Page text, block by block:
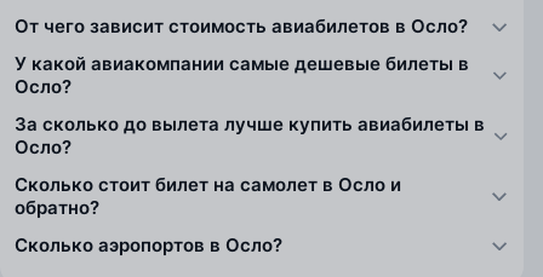
От чего зависит стоимость авиабилетов в Осло?
У какой авиакомпании самые дешевые билеты в
Осло?
За сколько до вылета лучше купить авиабилеты в
Осло?
Сколько стоит билет на самолет в Осло и
обратно?
Сколько аэропортов в Осло?